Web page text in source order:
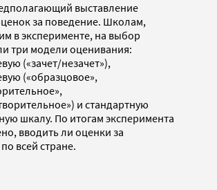
выставление
за поведение. Школам,
в эксперименте, на выбор
три модели оценивания:
(«зачет/незачет»),
(«образцовое»,
и стандартную
шкалу. По итогам эксперимента
вводить ли оценки за
всей стране.